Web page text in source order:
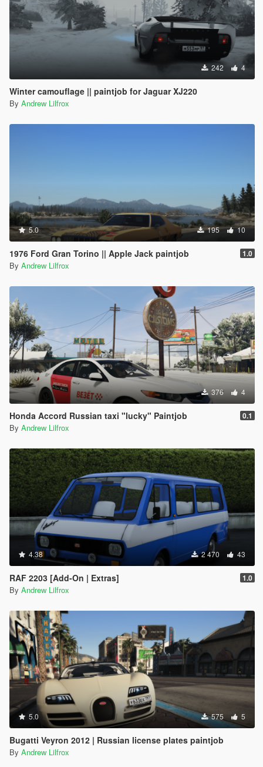
242 4
Winter camouflage || paintjob for Jaguar XJ220
By Andrew Lilfrox
5.0 195 10
1976 Ford Gran Torino || Apple Jack paintjob 1.0
By Andrew Lilfrox
376 4
Honda Accord Russian taxi "lucky" Paintjob 0.1
By Andrew Lilfrox
4.38 2 470 43
RAF 2203 [Add-On | Extras] 1.0
By Andrew Lilfrox
5.0 575 5
Bugatti Veyron 2012 | Russian license plates paintjob
By Andrew Lilfrox